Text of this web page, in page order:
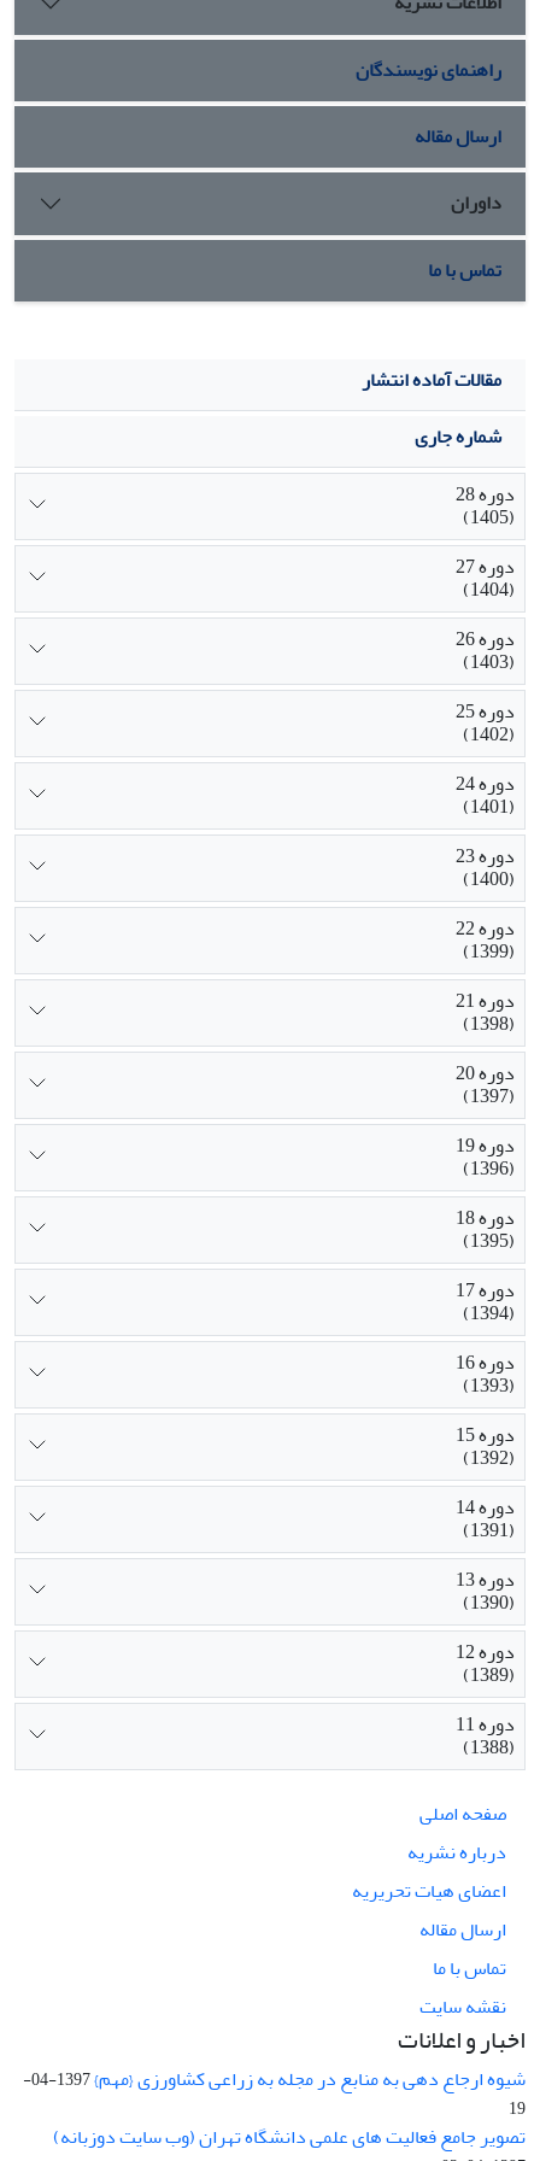
میزان 42/1370 گرم در مترمربع حاصل شد که در مقایسه با تیمار
بدون پرایم و عدم مصرف کود سولفات روی 6/9 درصد افزایش
تولید داشت.
راهنمای نویسندگان
ارسال مقاله
داوران
تماس با ما
مقالات آماده انتشار
شماره جاری
دوره 28
(1405)
دوره 27
(1404)
دوره 26
(1403)
دوره 25
(1402)
دوره 24
(1401)
دوره 23
(1400)
دوره 22
(1399)
دوره 21
(1398)
دوره 20
(1397)
دوره 19
(1396)
دوره 18
(1395)
دوره 17
(1394)
دوره 16
(1393)
دوره 15
(1392)
دوره 14
(1391)
دوره 13
(1390)
دوره 12
(1389)
دوره 11
(1388)
صفحه اصلی
درباره نشریه
اعضای هیات تحریریه
ارسال مقاله
تماس با ما
نقشه سایت
اخبار و اعلانات
شیوه ارجاع دهی به منابع در مجله به زراعی کشاورزی {مهم}
1397-04-
19
تصویر جامع فعالیت های علمی دانشگاه تهران (وب سایت دوزبانه)